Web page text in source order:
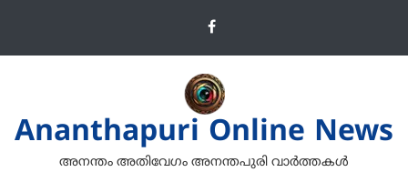
Ananthapuri Online News
അനന്തം അതിവേഗം അനന്തപുരി വാര്‍ത്തകള്‍